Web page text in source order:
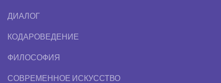
ДИАЛОГ
КОДАРОВЕДЕНИЕ
ФИЛОСОФИЯ
СОВРЕМЕННОЕ ИСКУССТВО